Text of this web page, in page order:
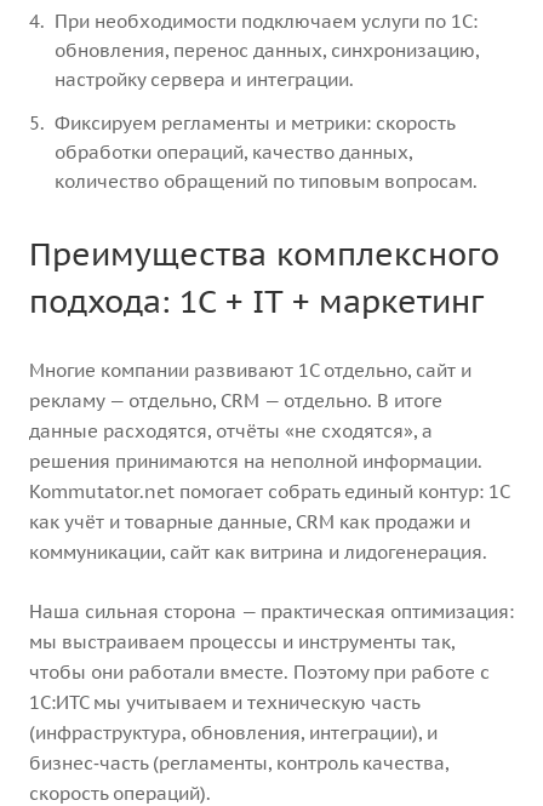
При необходимости подключаем услуги по 1С:
обновления, перенос данных, синхронизацию,
настройку сервера и интеграции.
Фиксируем регламенты и метрики: скорость
обработки операций, качество данных,
количество обращений по типовым вопросам.
Преимущества комплексного
подхода: 1С + IT + маркетинг
Многие компании развивают 1С отдельно, сайт и
рекламу — отдельно, CRM — отдельно. В итоге
данные расходятся, отчёты «не сходятся», а
решения принимаются на неполной информации.
Kommutator.net помогает собрать единый контур: 1С
как учёт и товарные данные, CRM как продажи и
коммуникации, сайт как витрина и лидогенерация.
Наша сильная сторона — практическая оптимизация:
мы выстраиваем процессы и инструменты так,
чтобы они работали вместе. Поэтому при работе с
1С:ИТС мы учитываем и техническую часть
(инфраструктура, обновления, интеграции), и
бизнес‑часть (регламенты, контроль качества,
скорость операций).